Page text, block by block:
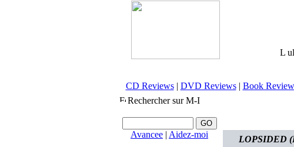
L
CD Reviews| DVD Reviews| Book
Rechercher sur M-I
Avancee | Aidez-moi
LOPSIDED